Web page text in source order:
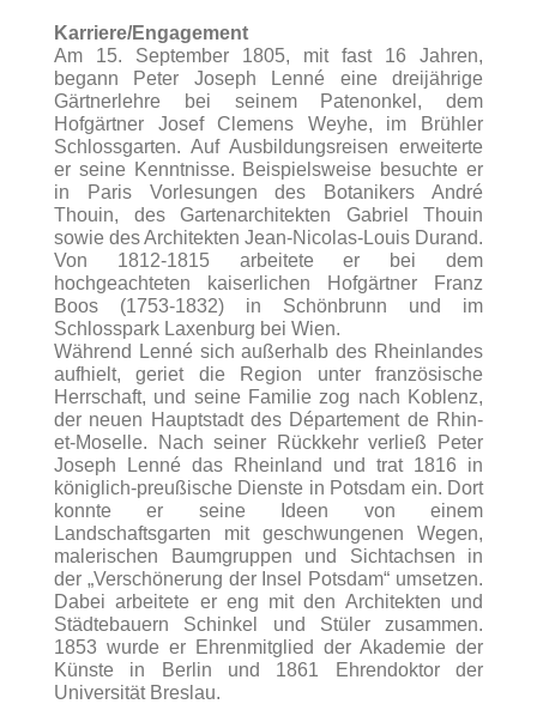
Karriere/Engagement
Am 15. September 1805, mit fast 16 Jahren,
begann Peter Joseph Lenné eine dreijährige
Gärtnerlehre bei seinem Patenonkel, dem
Hofgärtner Josef Clemens Weyhe, im Brühler
Schlossgarten. Auf Ausbildungsreisen erweiterte
er seine Kenntnisse. Beispielsweise besuchte er
in Paris Vorlesungen des Botanikers André
Thouin, des Gartenarchitekten Gabriel Thouin
sowie des Architekten Jean-Nicolas-Louis Durand.
Von 1812-1815 arbeitete er bei dem
hochgeachteten kaiserlichen Hofgärtner Franz
Boos (1753-1832) in Schönbrunn und im
Schlosspark Laxenburg bei Wien.
Während Lenné sich außerhalb des Rheinlandes
aufhielt, geriet die Region unter französische
Herrschaft, und seine Familie zog nach Koblenz,
der neuen Hauptstadt des Département de Rhin-
et-Moselle. Nach seiner Rückkehr verließ Peter
Joseph Lenné das Rheinland und trat 1816 in
königlich-preußische Dienste in Potsdam ein. Dort
konnte er seine Ideen von einem
Landschaftsgarten mit geschwungenen Wegen,
malerischen Baumgruppen und Sichtachsen in
der „Verschönerung der Insel Potsdam“ umsetzen.
Dabei arbeitete er eng mit den Architekten und
Städtebauern Schinkel und Stüler zusammen.
1853 wurde er Ehrenmitglied der Akademie der
Künste in Berlin und 1861 Ehrendoktor der
Universität Breslau.